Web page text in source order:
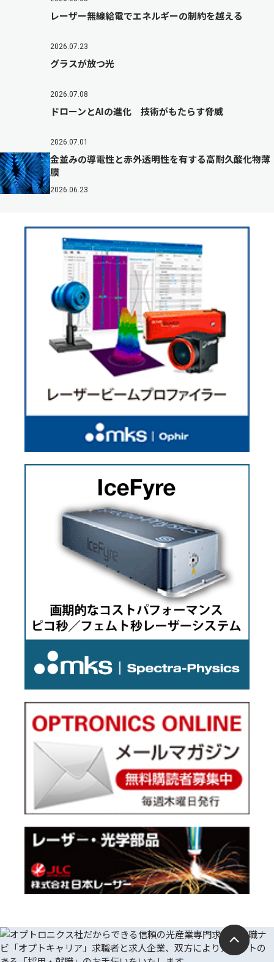
レーザー無線給電でエネルギーの制約を越える
2026.07.23
グラスが放つ光
2026.07.08
ドローンとAIの進化 技術がもたらす脅威
2026.07.01
金並みの導電性と赤外透明性を有する高耐久酸化物薄
膜
2026.06.23